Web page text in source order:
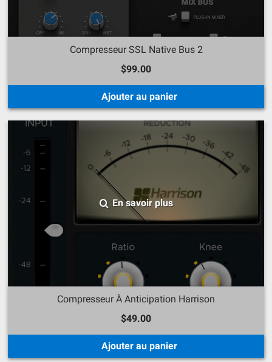
Compresseur SSL Native Bus 2
$99.00
Ajouter au panier
En savoir plus
Compresseur À Anticipation Harrison
$49.00
Ajouter au panier